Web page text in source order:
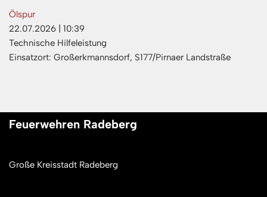
Ölspur
22.07.2026
10:39
Technische Hilfeleistung
Einsatzort: Großerkmannsdorf, S177/Pirnaer Landstraße
Feuerwehren Radeberg
Große Kreisstadt Radeberg